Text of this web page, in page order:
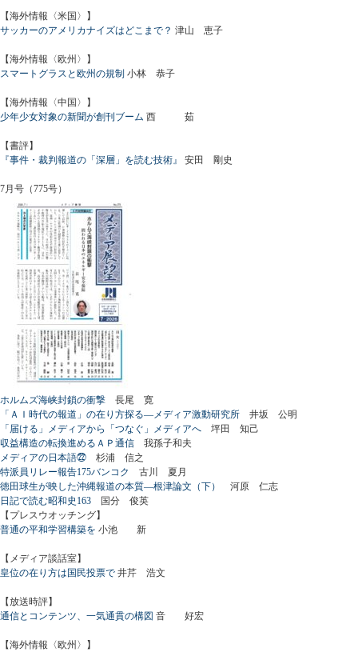
【海外情報〈米国〉】
サッカーのアメリカナイズはどこまで？ 津山 恵子
【海外情報〈欧州〉】
スマートグラスと欧州の規制 小林 恭子
【海外情報〈中国〉】
少年少女対象の新聞が創刊ブーム 西 茹
【書評】
『事件・裁判報道の「深層」を読む技術』
安田 剛史
7月号（775号）
ホルムズ海峡封鎖の衝撃 長尾 寛
「ＡＩ時代の報道」の在り方探る―メディア激動研究所 井坂 公明
「届ける」メディアから「つなぐ」メディアへ 坪田 知己
収益構造の転換進めるＡＰ通信 我孫子和夫
メディアの日本語㉒ 杉浦 信之
特派員リレー報告175バンコク
古川 夏月
徳田球生が映した沖縄報道の本質―根津論文（下）
河原 仁志
日記で読む昭和史163 国分 俊英
【プレスウオッチング】
普通の平和学習構築を 小池 新
【メディア談話室】
皇位の在り方は国民投票で 井芹 浩文
【放送時評】
通信とコンテンツ、一気通貫の構図 音 好宏
【海外情報〈欧州〉】